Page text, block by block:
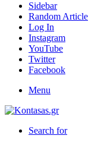
Sidebar
Random Article
Log In
Instagram
YouTube
Twitter
Facebook
Menu
Search for